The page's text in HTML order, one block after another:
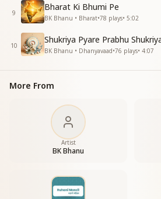
9
Bharat Ki Bhumi Pe
BK Bhanu • Bharat•78 plays• 5:02
10
Shukriya Pyare Prabhu
BK Bhanu • Dhanyavaad•76 plays• 4:07
More From
Artist
BK Bhanu